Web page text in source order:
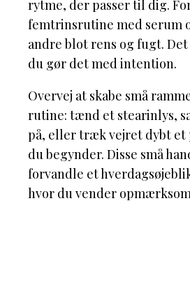
rytme, der passer til dig.
femtrinsrutine med serum
andre blot rens og fugt.
du gør det med intention.
Overvej at skabe små
rutine: tænd et stearinlys,
på, eller træk vejret dybt et
du begynder. Disse små
forvandle et
hvor du vender